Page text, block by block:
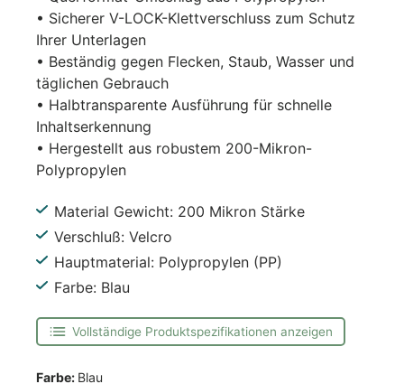
• Sicherer V-LOCK-Klettverschluss zum Schutz
Ihrer Unterlagen
• Beständig gegen Flecken, Staub, Wasser und
täglichen Gebrauch
• Halbtransparente Ausführung für schnelle
Inhaltserkennung
• Hergestellt aus robustem 200-Mikron-
Polypropylen
Material Gewicht: 200 Mikron Stärke
Verschluß: Velcro
Hauptmaterial: Polypropylen (PP)
Farbe: Blau
Vollständige Produktspezifikationen anzeigen
Farbe: Blau